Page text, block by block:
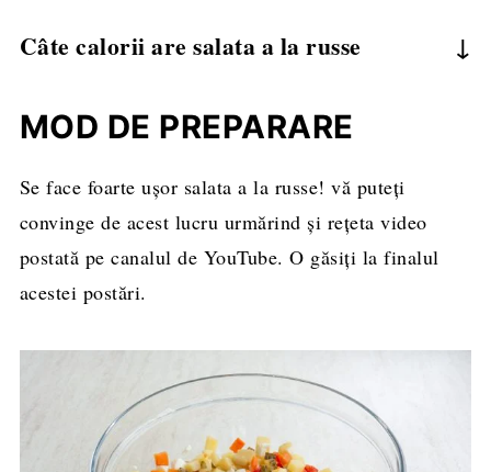
boeuf
conține carne de vită fiartă și tăiată
legume fierte, fără carne. Ambele salate au
Câte calorii are salata a la russe
folosiți maioneză dietetică și peste 720 kcal dacă
MOD DE PREPARARE
Se face foarte ușor salata a la russe! vă puteți
convinge de acest lucru urmărind și rețeta video
postată pe canalul de YouTube. O găsiți la finalul
acestei postări.